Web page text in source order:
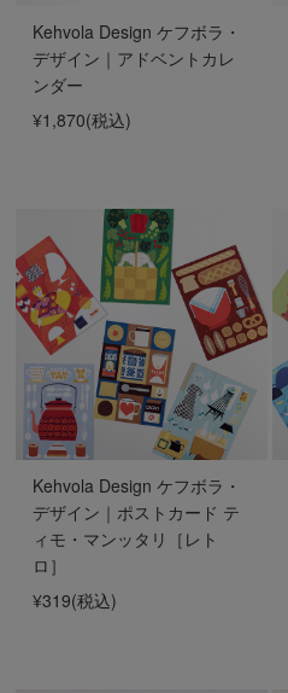
Kehvola Design ケフボラ・
デザイン｜アドベントカレ
ンダー
¥1,870(税込)
Kehvola Design ケフボラ・
デザイン｜ポストカード テ
ィモ・マンッタリ［レト
ロ］
¥319(税込)